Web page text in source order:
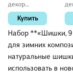
Набор **«Шишки, 9
для зимних
натуральные
использовать в
декор
«Желуди», 3
см, 10 штук
Купить
на